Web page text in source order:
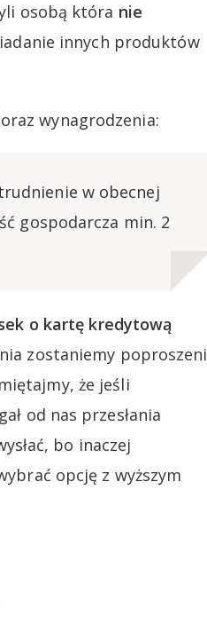
osobą która nie
innych produktów
wynagrodzenia:
w obecnej
gospodarcza min. 2
o kartę kredytową
zostaniemy poproszeni
że jeśli
od nas przesłania
bo inaczej
opcję z wyższym